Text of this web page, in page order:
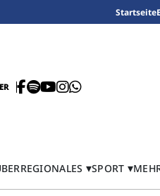
Startseite
SPORT